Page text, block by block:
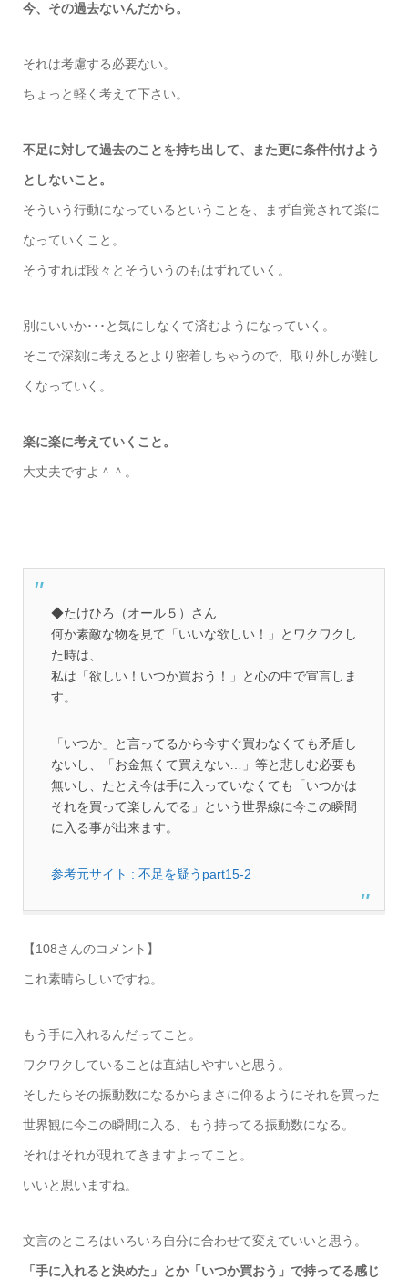
今、その過去ないんだから。
それは考慮する必要ない。
ちょっと軽く考えて下さい。
不足に対して過去のことを持ち出して、また更に条件付けよう
としないこと。
そういう行動になっているということを、まず自覚されて楽に
なっていくこと。
そうすれば段々とそういうのもはずれていく。
別にいいか･･･と気にしなくて済むようになっていく。
そこで深刻に考えるとより密着しちゃうので、取り外しが難し
くなっていく。
楽に楽に考えていくこと。
大丈夫ですよ＾＾。
◆たけひろ（オール５）さん
何か素敵な物を見て「いいな欲しい！」とワクワクし
た時は、
私は「欲しい！いつか買おう！」と心の中で宣言しま
す。
「いつか」と言ってるから今すぐ買わなくても矛盾し
ないし、「お金無くて買えない…」等と悲しむ必要も
無いし、たとえ今は手に入っていなくても「いつかは
それを買って楽しんでる」という世界線に今この瞬間
に入る事が出来ます。
参考元サイト : 不足を疑うpart15-2
【108さんのコメント】
これ素晴らしいですね。
もう手に入れるんだってこと。
ワクワクしていることは直結しやすいと思う。
そしたらその振動数になるからまさに仰るようにそれを買った
世界観に今この瞬間に入る、もう持ってる振動数になる。
それはそれが現れてきますよってこと。
いいと思いますね。
文言のところはいろいろ自分に合わせて変えていいと思う。
「手に入れると決めた」とか「いつか買おう」で持ってる感じ